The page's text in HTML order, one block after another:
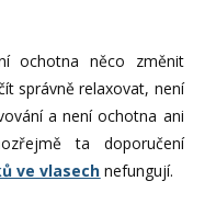
ochotna něco změnit
správně relaxovat, není
a není ochotna ani
ta doporučení
ve vlasech nefungují.